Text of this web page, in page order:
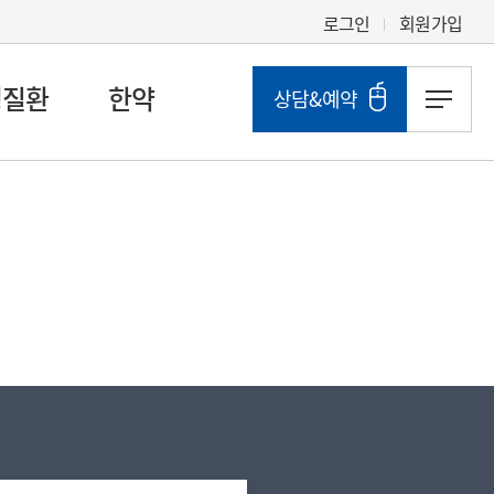
로그인 회원가입
환 한약 상담&예약